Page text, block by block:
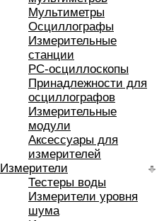
Мультиметры
Осциллографы
Измерительные
станции
РС-осциллоскопы
Принадлежности для
осциллографов
Измерительные
модули
Аксессуары для
измерителей
Измерители
Тестеры воды
Измерители уровня
шума